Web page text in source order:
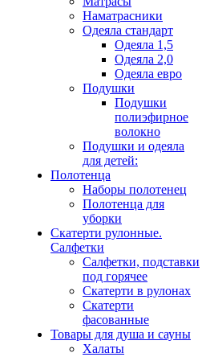
Наматрасники
Одеяла стандарт
Одеяла 1,5
Одеяла 2,0
Одеяла евро
Подушки
Подушки
полиэфирное
волокно
Подушки и одеяла
для детей:
Полотенца
Наборы полотенец
Полотенца для
уборки
Скатерти рулонные.
Салфетки
Салфетки, подставки
под горячее
Скатерти в рулонах
Скатерти
фасованные
Товары для душа и сауны
Халаты